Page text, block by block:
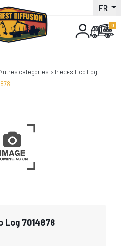
FR
catégories
Pièces Eco Log
Log 7014878